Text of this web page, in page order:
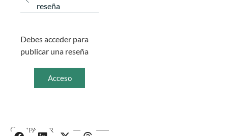
reseña
Debes acceder para
publicar una reseña
Acceso
Compartir